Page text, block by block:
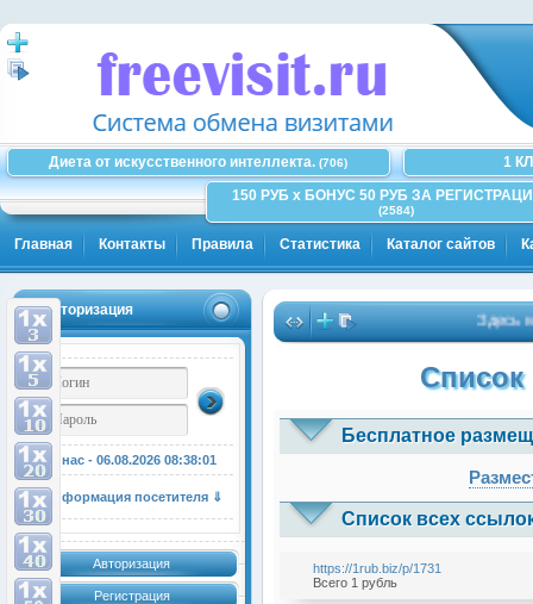
Диета от искусственного интеллекта. (706)
1
150 РУБ x БОНУС 50 РУБ ЗА
(2584)
Главная Контакты Правила Статистика Каталог сайтов
Авторизация
У нас - 06.08.2026 08:38:01
Информация посетителя ⇓
Авторизация
Регистрация
Здесь
Список
Бесплатное
Список всех
https://1rub.biz/p/1731
Всего 1 рубль